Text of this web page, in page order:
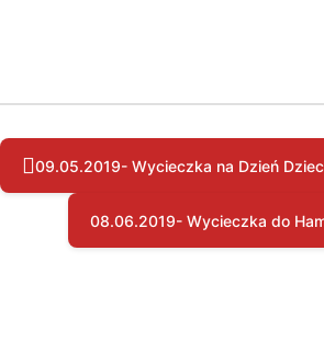
09.05.2019- Wycieczka na Dzień
08.06.2019- Wycieczka do